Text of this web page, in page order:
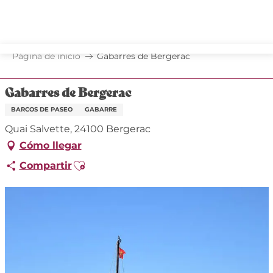
principal
Página de inicio Gabarres de Bergerac
Gabarres de Bergerac
BARCOS DE PASEO GABARRE
Quai Salvette, 24100 Bergerac
Cómo llegar
CompartirAjouter aux favoris